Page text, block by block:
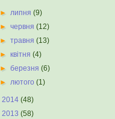
►липня(9)
►червня(12)
►травня(13)
►квітня(4)
►березня(6)
►лютого(1)
2014 (48)
2013 (58)